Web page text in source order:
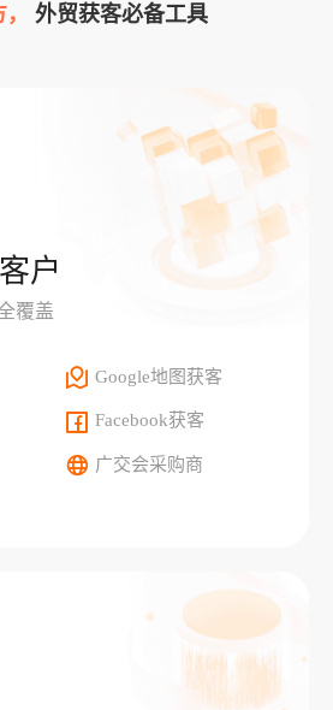
外贸获客必备工具
户
覆盖
Google地图获客
Facebook获客
广交会采购商